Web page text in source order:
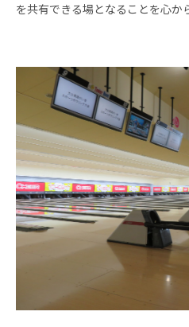
を共有できる場となることを心か